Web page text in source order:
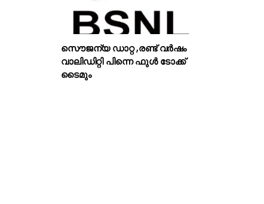
സൌജന്യ ഡാറ്റ ,രണ്ട് വര്‍ഷം
വാലിഡിറ്റി പിന്നെ ഫുള്‍ ടോക്ക്
ടൈമും